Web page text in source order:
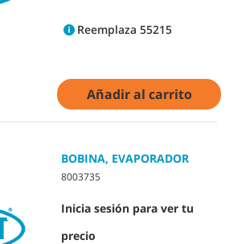
Reemplaza 55215
Añadir al carrito
BOBINA, EVAPORADOR
8003735
Inicia sesión para ver tu
precio